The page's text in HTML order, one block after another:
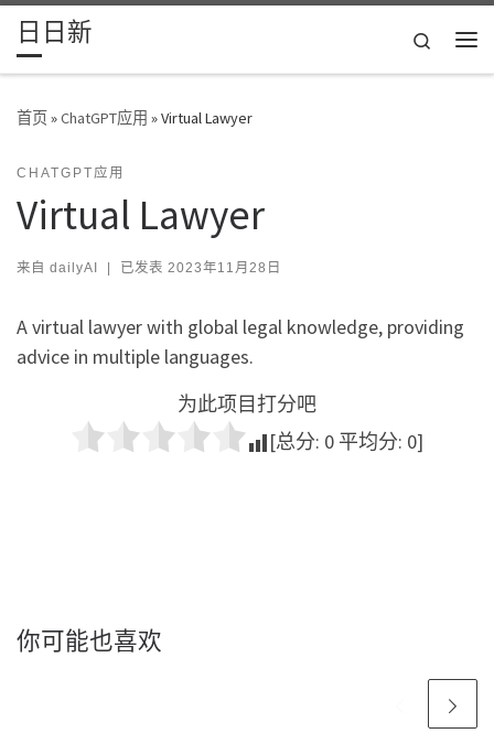
Skip to content
日日新
Search
首页»ChatGPT应用 »Virtual Lawyer
CHATGPT应用
Virtual Lawyer
来自 dailyAI | 已发表 2023年11月28日
A virtual lawyer with global legal knowledge, providing
advice in multiple languages.
为此项目打分吧
[总分: 0 平均分: 0]
你可能也喜欢